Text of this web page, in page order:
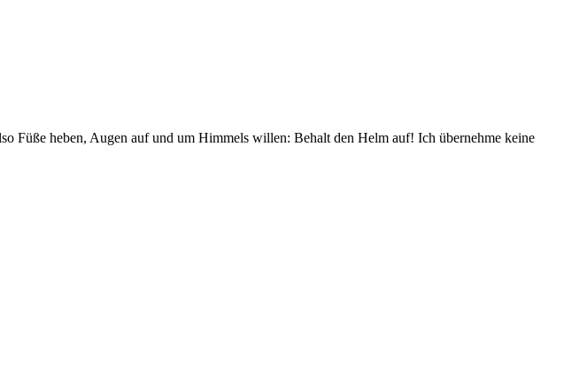
Füße heben, Augen auf und um Himmels willen: Behalt den Helm auf! Ich übernehme keine